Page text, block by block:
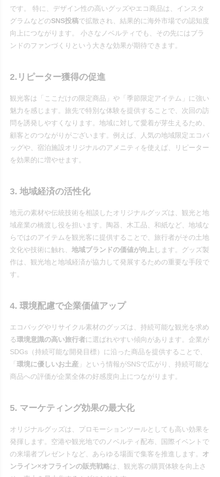
です。 特に、デザイン性の高いグッズやエコ商品は、インスタ
グラムなどのSNS投稿で拡散され、結果的に海外市場での認知度
向上につながります。 小さなノベルティでも、その先にはブラ
ンドのファンづくりという大きな効果が期待できます。
2.リピーター獲得の促進
観光客は「ここだけの限定商品」や「季節限定アイテム」に強い
魅力を感じます。旅先で特別な体験を提供することで、次回の訪
問を誘発しやすくなります。地域に対して愛着が芽生えるため、
顧客とのつながりがございます。例えば、人気の地域限定エコバ
ッグや、宿泊施設オリジナルのアメニティを使えば、リピーター
を効果的に増やせます。
3. 地域経済の活性化
地元の素材や伝統技術を相談したオリジナルグッズは、観光と地
域産業の橋渡し役を担います。陶器、木工品、和紙など、地域な
らではのアイテムを観光客に提供することで、旅行者がその土地
文化や技術に触れ、 地域ブランドの価値が向上 します。グッズ製
作は、観光地と地域経済が協力して発展するための重要な手段で
す。
4. 環境配慮で企業価値アップ
エコバッグやリサイクル素材のグッズは、持続可能な観光を求め
る環境意識の高い旅行者に選ばれやすい傾向があります。企業が
SDGs（持続可能な開発目標）に沿った商品を提供することで、
「 環境に優しいお土産 」という情報がSNSで広がり、持続可能な
商品への評価が企業全体の好感度向上につながります。
5. マーケティング効果の最大化
オリジナルグッズは、プロモーションツールとしても高い効果を
発揮します。空港や観光地でのノベルティ配布、国際イベントで
の来場者プレゼントなど、あらゆる場面で集客を推進します。 オ
ンライン×オフラインの販売戦略は、観光客の購買体験を向上さ